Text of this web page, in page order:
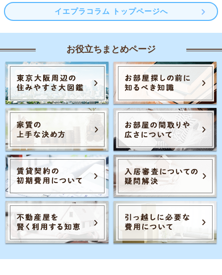
イエプラコラム トップページへ
お役立ちまとめページ